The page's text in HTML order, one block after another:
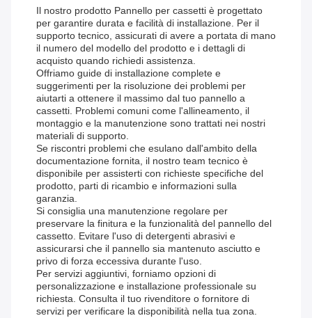
Il nostro prodotto Pannello per cassetti è progettato
per garantire durata e facilità di installazione. Per il
supporto tecnico, assicurati di avere a portata di mano
il numero del modello del prodotto e i dettagli di
acquisto quando richiedi assistenza.
Offriamo guide di installazione complete e
suggerimenti per la risoluzione dei problemi per
aiutarti a ottenere il massimo dal tuo pannello a
cassetti. Problemi comuni come l'allineamento, il
montaggio e la manutenzione sono trattati nei nostri
materiali di supporto.
Se riscontri problemi che esulano dall'ambito della
documentazione fornita, il nostro team tecnico è
disponibile per assisterti con richieste specifiche del
prodotto, parti di ricambio e informazioni sulla
garanzia.
Si consiglia una manutenzione regolare per
preservare la finitura e la funzionalità del pannello del
cassetto. Evitare l'uso di detergenti abrasivi e
assicurarsi che il pannello sia mantenuto asciutto e
privo di forza eccessiva durante l'uso.
Per servizi aggiuntivi, forniamo opzioni di
personalizzazione e installazione professionale su
richiesta. Consulta il tuo rivenditore o fornitore di
servizi per verificare la disponibilità nella tua zona.